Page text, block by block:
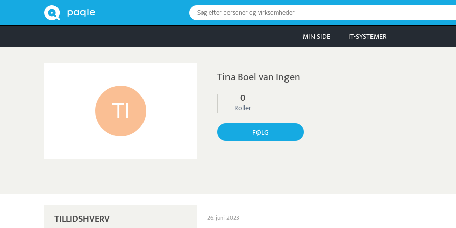
Søg efter personer og virksomheder
MIN SIDE IT-SYSTEMER
Tina Boel van Ingen
0
Roller
FØLG
TILLIDSHVERV 26. juni 2023